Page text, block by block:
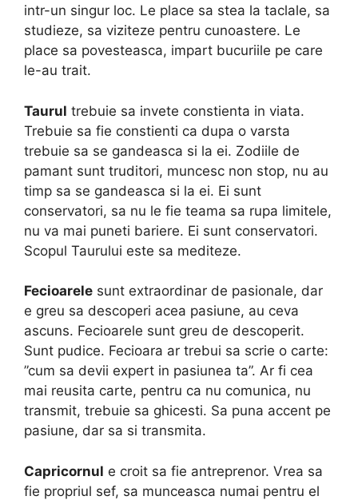
intr-un singur loc. Le place sa stea la taclale, sa
studieze, sa viziteze pentru cunoastere. Le
place sa povesteasca, impart bucuriile pe care
le-au trait.
Taurul trebuie sa invete constienta in viata.
Trebuie sa fie constienti ca dupa o varsta
trebuie sa se gandeasca si la ei. Zodiile de
pamant sunt truditori, muncesc non stop, nu au
timp sa se gandeasca si la ei. Ei sunt
conservatori, sa nu le fie teama sa rupa limitele,
nu va mai puneti bariere. Ei sunt conservatori.
Scopul Taurului este sa mediteze.
Fecioarele sunt extraordinar de pasionale, dar
e greu sa descoperi acea pasiune, au ceva
ascuns. Fecioarele sunt greu de descoperit.
Sunt pudice. Fecioara ar trebui sa scrie o carte:
”cum sa devii expert in pasiunea ta”. Ar fi cea
mai reusita carte, pentru ca nu comunica, nu
transmit, trebuie sa ghicesti. Sa puna accent pe
pasiune, dar sa si transmita.
Capricornul e croit sa fie antreprenor. Vrea sa
fie propriul sef, sa munceasca numai pentru el